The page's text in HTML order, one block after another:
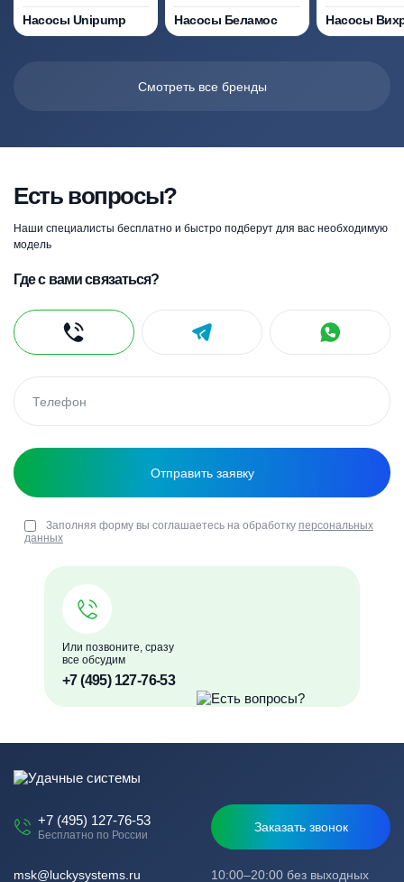
Насосы Unipump Насосы Беламос Насосы
Смотреть все бренды
Есть вопросы?
Наши специалисты бесплатно и быстро подберут для вас необходимую
модель
Или позвоните, сразу
все обсудим
+7 (495) 127-76-53
Где с вами связаться?
Заполняя форму вы соглашаетесь на обработку персональных
данных
+7 (495) 127-76-53
Бесплатно по России
Заказать звонок
10:00–20:00 без выходных
msk@luckysystems.ru